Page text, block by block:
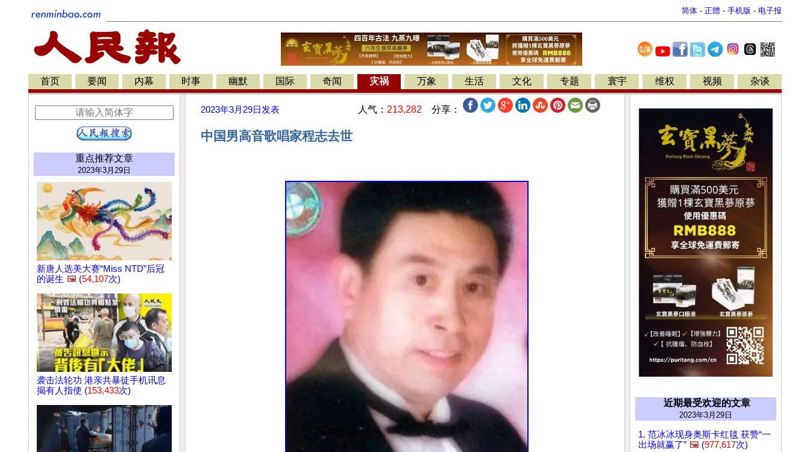
简体 - 正體 - 手机版 - 电子报
首页 要闻 内幕 时事 幽默 国际 奇闻 灾祸 万象 生活 文化 专题 寰宇 维权 视频 杂谈
重点推荐文章
2023年3月29日
新唐人选美大赛“Miss NTD”后冠
的诞生 🖼️ (54,107次)
袭击法轮功 港亲共暴徒手机讯息
揭有人指使 (153,433次)
2023年3月29日 发表 人气： 213,282 分享：
中国男高音歌唱家程志去世
近期最受欢迎的文章
2023年3月29日
1. 范冰冰现身奥斯卡红毯 获赞“一
出场就赢了” 🖼️ (977,617次)